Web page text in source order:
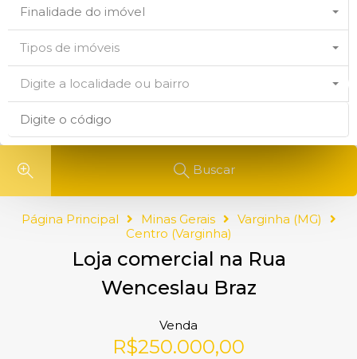
Finalidade do imóvel
Tipos de imóveis
Digite a localidade ou bairro
Buscar
Página Principal Minas Gerais
Varginha (MG)
Centro (Varginha)
Loja comercial na Rua
Wenceslau Braz
Venda
R$250.000,00